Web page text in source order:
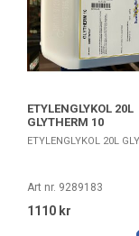
ETYLENGLYKOL 20L
GLYTHERM 10
ETYLENGLYKOL 20L
Art nr. 9289183
1110 kr